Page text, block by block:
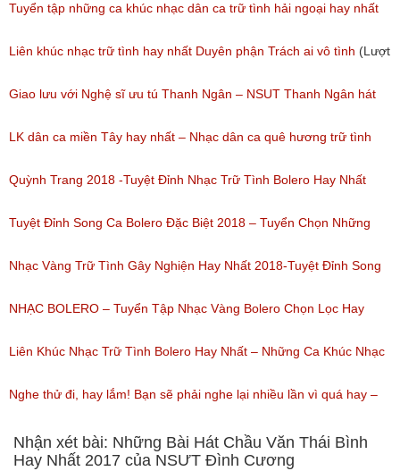
Tuyển tập những ca khúc nhạc dân ca trữ tình hải ngoại hay nhất
(Lượt nghe: 277)
Liên khúc nhạc trữ tình hay nhất Duyên phận Trách ai vô tình (Lượt
nghe: 193)
Giao lưu với Nghệ sĩ ưu tú Thanh Ngân – NSUT Thanh Ngân hát
Bolero
(Lượt nghe: 80)
LK dân ca miền Tây hay nhất – Nhạc dân ca quê hương trữ tình
miền tây hay nhất
(Lượt nghe: 184)
Quỳnh Trang 2018 -Tuyệt Đỉnh Nhạc Trữ Tình Bolero Hay Nhất
Của Quỳnh Trang 2018
(Lượt nghe: 155)
Tuyệt Đỉnh Song Ca Bolero Đặc Biệt 2018 – Tuyển Chọn Những
Bài Hát Song Ca Nhạc Vàng Bolero Hay Nhất
(Lượt nghe: 218)
Nhạc Vàng Trữ Tình Gây Nghiện Hay Nhất 2018-Tuyệt Đỉnh Song
Ca Thiên Quang Quỳnh Trang Ngọt Ngào
(Lượt nghe: 219)
NHẠC BOLERO – Tuyển Tập Nhạc Vàng Bolero Chọn Lọc Hay
Nhất / Tuyệt Đỉnh Bolero
(Lượt nghe: 99)
Liên Khúc Nhạc Trữ Tình Bolero Hay Nhất – Những Ca Khúc Nhạc
Vàng Trữ Tình Hay Nhất 2018
(Lượt nghe: 75)
Nghe thử đi, hay lắm! Bạn sẽ phải nghe lại nhiều lần vì quá hay –
Nhạc miền Tây đặc sắc
Nhận xét bài: Những Bài Hát Chầu Văn Thái Bình
Hay Nhất 2017 của NSƯT Đình Cương